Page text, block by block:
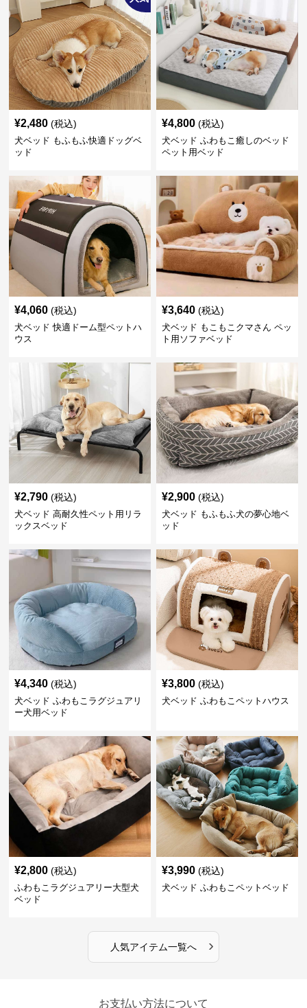
¥2,480 (税込)
犬ベッド もふもふ快適ドッグベ
ッド
¥4,800 (税込)
犬ベッド ふわもこ癒しのベッド
ペット用ベッド
¥4,060 (税込)
犬ベッド 快適ドーム型ペットハ
ウス
¥3,640 (税込)
犬ベッド もこもこクマさん ペッ
ト用ソファベッド
¥2,790 (税込)
犬ベッド 高耐久性ペット用リラ
ックスベッド
¥2,900 (税込)
犬ベッド もふもふ犬の夢心地ベ
ッド
¥4,340 (税込)
犬ベッド ふわもこラグジュアリ
ー犬用ベッド
¥3,800 (税込)
犬ベッド ふわもこペットハウス
¥2,800 (税込)
ふわもこラグジュアリー大型犬
ベッド
¥3,990 (税込)
犬ベッド ふわもこペットベッド
人気アイテム一覧へ ›
お支払い方法について